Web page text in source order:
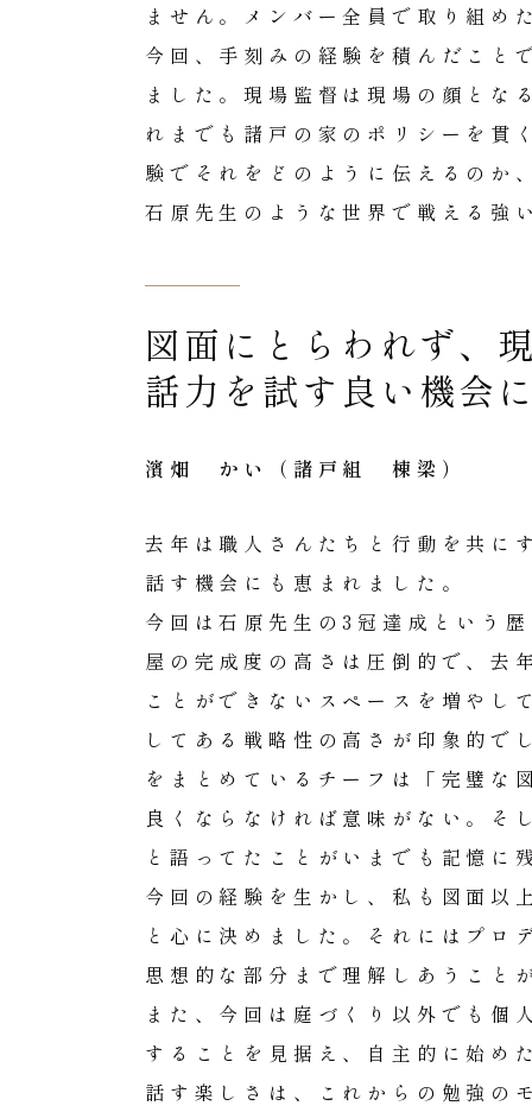
ません。メンバー全員で取り組め
今回、手刻みの経験を積んだこと
ました。現場監督は現場の顔と
れまでも諸戸の家のポリシーを貫
験でそれをどのように伝えるのか
石原先生のような世界で戦える強
図面にとらわれず、
話力を試す良い機会
濱畑 かい（諸戸組 棟梁）
去年は職人さんたちと行動を共に
話す機会にも恵まれました。
今回は石原先生の3冠達成という
屋の完成度の高さは圧倒的で、去
ことができないスペースを増や
してある戦略性の高さが印象的で
をまとめているチーフは「完璧な
良くならなければ意味がない。そ
と語ってたことがいまでも記憶に
今回の経験を生かし、私も図面以
と心に決めました。それにはプ
思想的な部分まで理解しあうこと
また、今回は庭づくり以外でも
することを見据え、自主的に始め
話す楽しさは、これからの勉強の